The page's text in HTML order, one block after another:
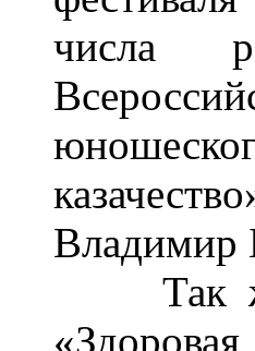
числа
Владимир
Так же